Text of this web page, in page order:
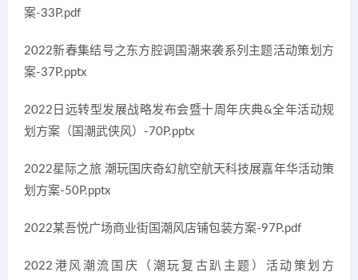
案-33P.pdf
2022新春集结号之东方腔调国潮来袭系列主题活动策划方
案-37P.pptx
2022日远转型发展战略发布会暨十周年庆典&全年活动规
划方案（国潮武侠风）-70P.pptx
2022星际之旅 潮玩国庆奇幻航空航天科技展嘉年华活动策
划方案-50P.pptx
2022某吾悦广场商业街国潮风店铺包装方案-97P.pdf
2022港风潮流国庆（潮玩复古趴主题）活动策划方